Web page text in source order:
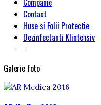
Companie
Contact
Huse si Folii Protectie
Dezinfectanti Klintensiv
Galerie foto